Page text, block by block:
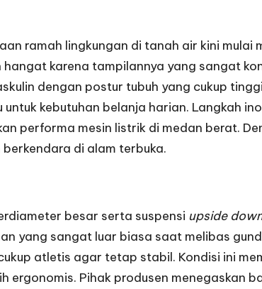
ramah lingkungan di tanah air kini mulai
karena tampilannya yang sangat
dengan postur tubuh yang cukup
kebutuhan belanja harian. Langkah
performa mesin listrik di medan berat.
di alam terbuka.
besar serta suspensi upside
yang sangat luar biasa saat melibas
atletis agar tetap stabil. Kondisi ini
ergonomis. Pihak produsen menegaskan